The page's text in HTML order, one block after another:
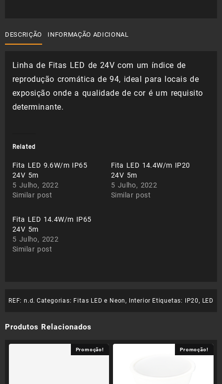
DESCRIÇÃO INFORMAÇÃO ADICIONAL
Linha de Fitas LED de 24V com um índice de
reprodução cromática de 94, ideal para locais de
exposição onde a qualidade de cor é um requisito
determinante.
Related
Fita LED 9.6W/m IP65
24V 5m
5 Julho, 2022
Similar post
Fita LED 14.4W/m IP20
24V 5m
5 Julho, 2022
Similar post
Fita LED 14.4W/m IP65
24V 5m
5 Julho, 2022
Similar post
REF: n.d. Categorias: Fitas LED e Neon, Interior Etiquetas: IP20, LED
Produtos Relacionados
Promoção! Promoção!